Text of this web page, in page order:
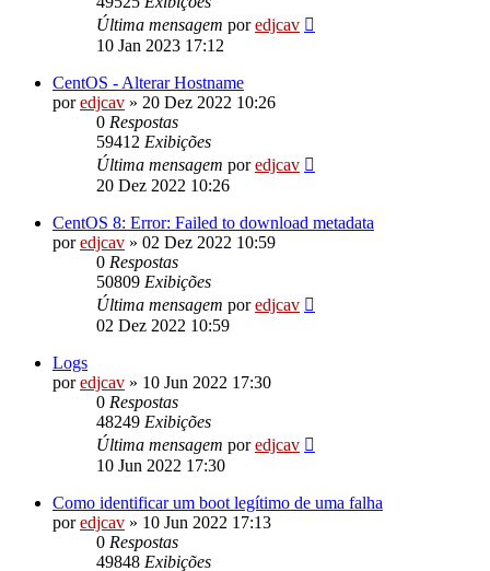
Última mensagem poredjcav
10 Jan 2023 17:12
CentOS - Alterar Hostname
poredjcav » 20 Dez 2022 10:26
0 Respostas
59412 Exibições
Última mensagem poredjcav
20 Dez 2022 10:26
CentOS 8: Error: Failed to download metadata
poredjcav » 02 Dez 2022 10:59
0 Respostas
50809 Exibições
Última mensagem poredjcav
02 Dez 2022 10:59
Logs
poredjcav » 10 Jun 2022 17:30
0 Respostas
48249 Exibições
Última mensagem poredjcav
10 Jun 2022 17:30
Como identificar um boot legítimo de uma falha
poredjcav » 10 Jun 2022 17:13
0 Respostas
49848 Exibições